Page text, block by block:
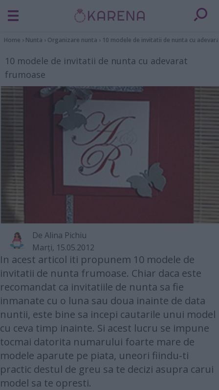
Home › Nunta › Organizare nunta › 10 modele de invitatii de nunta cu
10 modele de invitatii de nunta cu adevarat
frumoase
De Alina Pichiu
Marţi, 15.05.2012
In acest articol iti propunem 10 modele de
invitatii de nunta frumoase. Chiar daca este
recomandat ca invitatiile de nunta sa fie
inmanate cu o luna sau doua inainte de data
nuntii, este bine sa incepi cautarile unui model
cu ceva timp inainte. Si acest lucru se impune
tocmai datorita numarului foarte mare de
modele aparute pe piata, uneori fiindu-ti
practic destul de greu sa te decizi asupra carui
model sa te opresti.